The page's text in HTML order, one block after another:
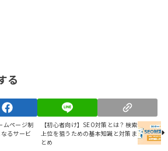
る
ムページ制
るサービ
【初心者向け】SEO対策とは？検索
上位を狙うための基本知識と対策ま
とめ